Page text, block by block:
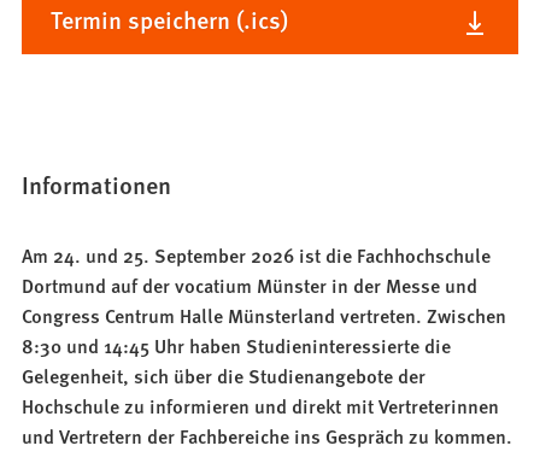
Termin speichern (.ics)
Informationen
Am 24. und 25. September 2026 ist die Fachhochschule
Dortmund auf der vocatium Münster in der Messe und
Congress Centrum Halle Münsterland vertreten. Zwischen
8:30 und 14:45 Uhr haben Studieninteressierte die
Gelegenheit, sich über die Studienangebote der
Hochschule zu informieren und direkt mit Vertreterinnen
und Vertretern der Fachbereiche ins Gespräch zu kommen.